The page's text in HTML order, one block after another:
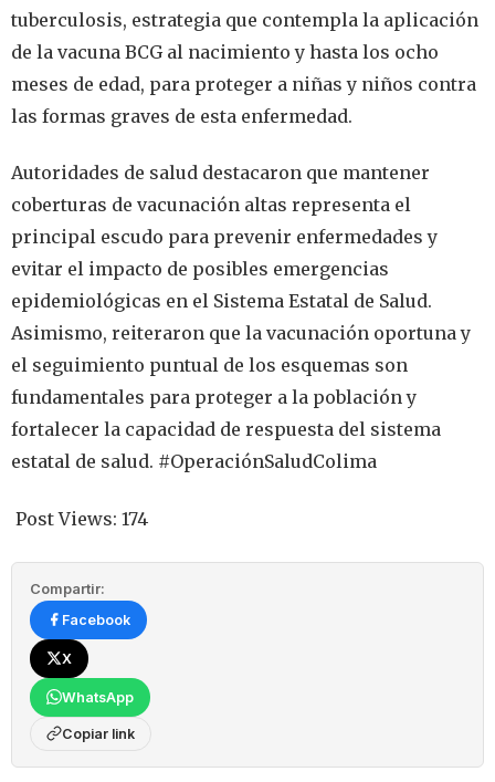
tuberculosis, estrategia que contempla la aplicación
de la vacuna BCG al nacimiento y hasta los ocho
meses de edad, para proteger a niñas y niños contra
las formas graves de esta enfermedad.
Autoridades de salud destacaron que mantener
coberturas de vacunación altas representa el
principal escudo para prevenir enfermedades y
evitar el impacto de posibles emergencias
epidemiológicas en el Sistema Estatal de Salud.
Asimismo, reiteraron que la vacunación oportuna y
el seguimiento puntual de los esquemas son
fundamentales para proteger a la población y
fortalecer la capacidad de respuesta del sistema
estatal de salud. #OperaciónSaludColima
Post Views: 174
Compartir:
Facebook
X
WhatsApp
Copiar link